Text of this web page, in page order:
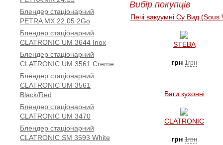
Блендер стаціонарний
PETRA MX 22.05 2Go
Блендер стаціонарний
CLATRONIC UM 3644 Inox
Блендер стаціонарний
CLATRONIC UM 3561 Creme
Блендер стаціонарний
CLATRONIC UM 3561
Black/Red
Блендер стаціонарний
CLATRONIC UM 3470
Блендер стаціонарний
CLATRONIC SM 3593 White
Вибір покупців
Печі вакуумні Су Вид (Sous
STEBA
грн 1грн
Ваги кухонні
CLATRONIC
грн 1грн